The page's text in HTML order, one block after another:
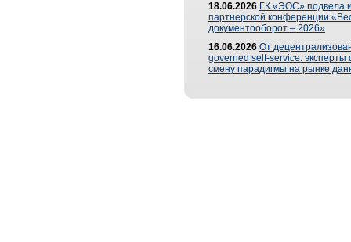
18.06.2026 ГК «ЭОС» подвела
партнерской конференции
документооборот – 2026»
16.06.2026 От
governed self-service: эксперты
смену парадигмы на рынке